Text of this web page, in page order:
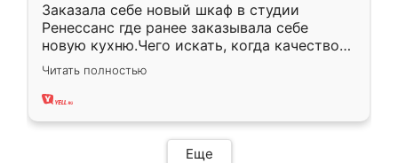
Заказала себе новый шкаф в студии
Ренессанс где ранее заказывала себе
новую кухню.Чего искать, когда качеством
вполне довольна. Служит кухня уже почти
два года, нареканий нет.
Читать полностью
Еще